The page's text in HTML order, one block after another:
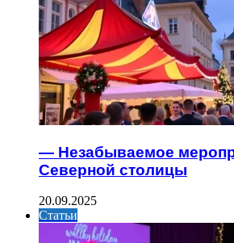
— Незабываемое
Северной столицы
20.09.2025
Статьи